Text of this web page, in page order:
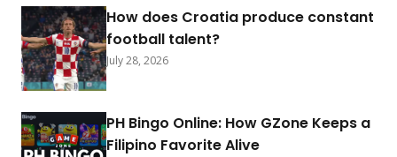
bonuses, status rewards, promo shop prizes,
redemption steps, and progress tracking for
2026.
How does Croatia produce constant
football talent?
July 28, 2026
PH Bingo Online: How GZone Keeps a
Filipino Favorite Alive